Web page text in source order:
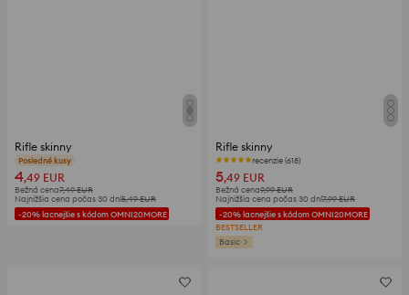
Rifle skinny
Posledné kusy
4,49 EUR
Bežná cena7,49EUR
Najnižšia cena počas 30 dní5,49EUR
-20% lacnejšie s kódom OMNI20MORE
Rifle skinny
recenzie (618)
5,49 EUR
Bežná cena9,99EUR
Najnižšia cena počas 30 dní7,99EUR
-20% lacnejšie s kódom OMNI20MORE
BESTSELLER
Basic